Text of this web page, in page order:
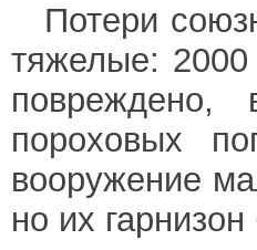
Потери
тяжелые: 2000
пороховых
вооружение
но их